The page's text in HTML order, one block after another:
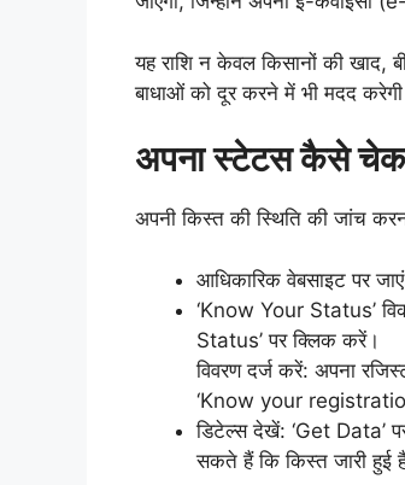
यह राशि न केवल किसानों की खाद,
बाधाओं को दूर करने में भी मदद
अपना स्टेटस कैसे
अपनी किस्त की स्थिति की जांच
आधिकारिक वेबसाइट पर
‘Know Your Status’
Status’ पर क्लिक करें।
विवरण दर्ज करें: अपना
‘Know your
डिटेल्स देखें: ‘Get Data’
सकते हैं कि किस्त जारी हुई